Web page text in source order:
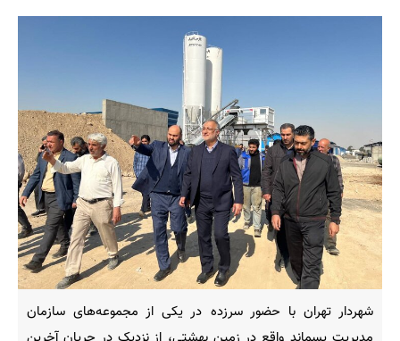
شهردار تهران با حضور سرزده در یکی از مجموعه‌های سازمان